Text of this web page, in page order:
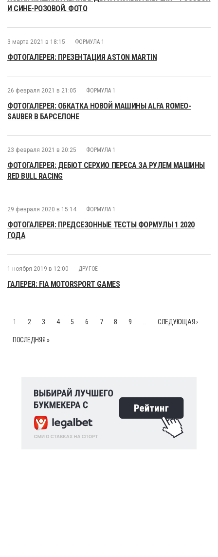
И СИНЕ-РОЗОВОЙ. ФОТО
3 марта 2021 в 18:15 ФОРМУЛА 1
ФОТОГАЛЕРЕЯ: ПРЕЗЕНТАЦИЯ ASTON MARTIN
26 февраля 2021 в 21:05 ФОРМУЛА 1
ФОТОГАЛЕРЕЯ: ОБКАТКА НОВОЙ МАШИНЫ ALFA ROMEO-
SAUBER В БАРСЕЛОНЕ
23 февраля 2021 в 20:25 ФОРМУЛА 1
ФОТОГАЛЕРЕЯ: ДЕБЮТ СЕРХИО ПЕРЕСА ЗА РУЛЕМ МАШИНЫ
RED BULL RACING
29 февраля 2020 в 15:14 ФОРМУЛА 1
ФОТОГАЛЕРЕЯ: ПРЕДСЕЗОННЫЕ ТЕСТЫ ФОРМУЛЫ 1 2020
ГОДА
1 ноября 2019 в 12:00 ДРУГОЕ
ГАЛЕРЕЯ: FIA MOTORSPORT GAMES
1 2 3 4 5 6 7 8 9 СЛЕДУЮЩАЯ ›
ПОСЛЕДНЯЯ »